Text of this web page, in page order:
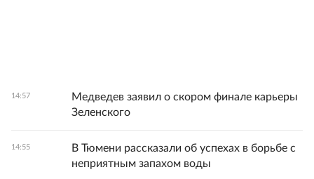
14:57
Медведев заявил о скором финале карьеры
Зеленского
14:55
В Тюмени рассказали об успехах в борьбе с
неприятным запахом воды